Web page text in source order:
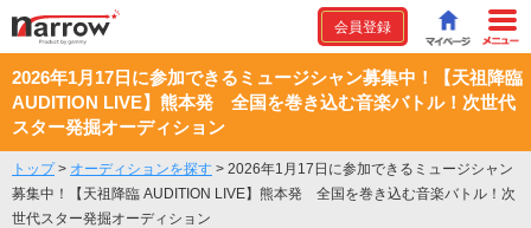
会員登録
2026年1月17日に参加できるミュージシャン募集中！【天祖降臨
AUDITION LIVE】熊本発 全国を巻き込む音楽バトル！次世代
スター発掘オーディション
トップ> オーディションを探す > 2026年1月17日に参加できるミュージシャン
募集中！【天祖降臨 AUDITION LIVE】熊本発 全国を巻き込む音楽バトル！次
世代スター発掘オーディション